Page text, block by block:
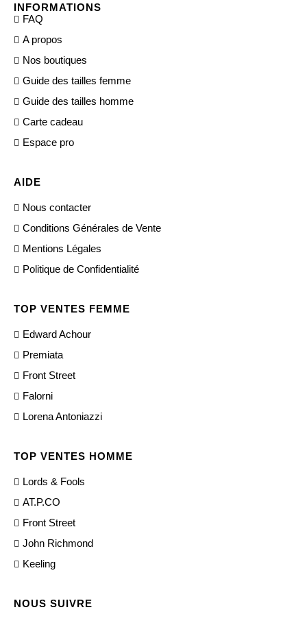
INFORMATIONS
FAQ
A propos
Nos boutiques
Guide des tailles femme
Guide des tailles homme
Carte cadeau
Espace pro
AIDE
Nous contacter
Conditions Générales de Vente
Mentions Légales
Politique de Confidentialité
TOP VENTES FEMME
Edward Achour
Premiata
Front Street
Falorni
Lorena Antoniazzi
TOP VENTES HOMME
Lords & Fools
AT.P.CO
Front Street
John Richmond
Keeling
NOUS SUIVRE